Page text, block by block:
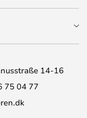
14-16
75 04 77